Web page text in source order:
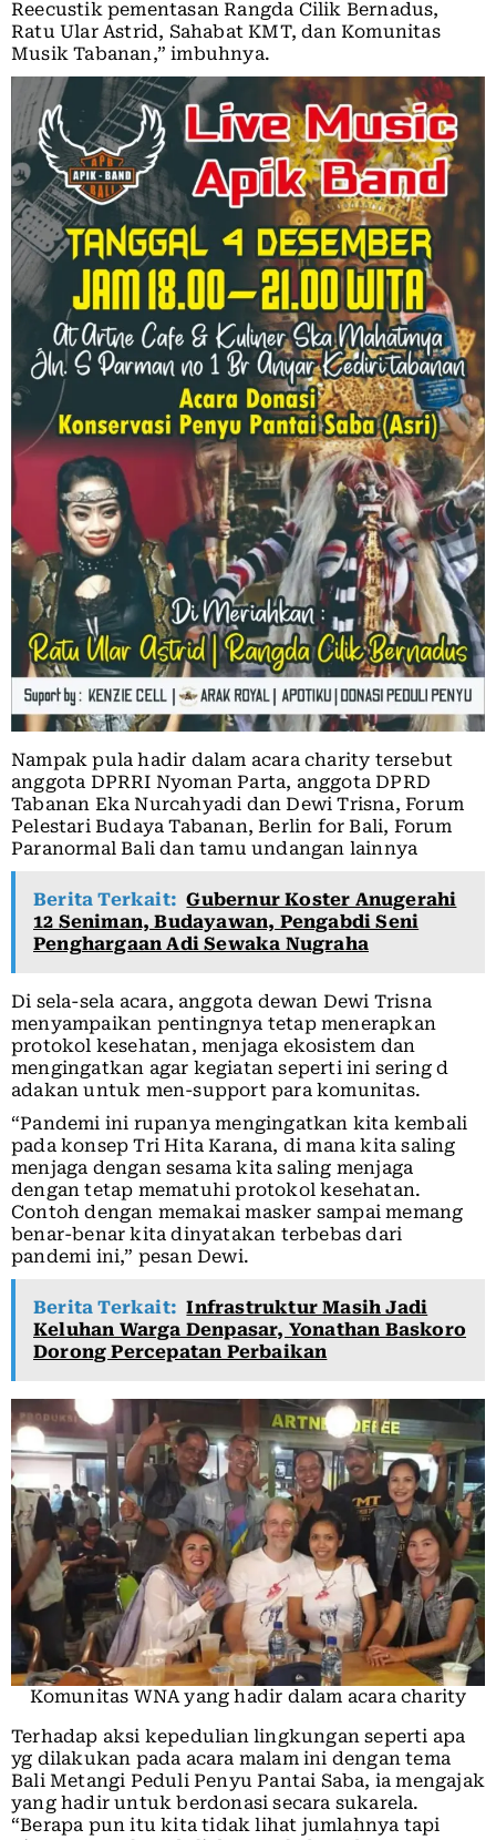
Reecustik pementasan Rangda Cilik Bernadus,
Ratu Ular Astrid, Sahabat KMT, dan Komunitas
Musik Tabanan,” imbuhnya.
Nampak pula hadir dalam acara charity tersebut
anggota DPRRI Nyoman Parta, anggota DPRD
Tabanan Eka Nurcahyadi dan Dewi Trisna, Forum
Pelestari Budaya Tabanan, Berlin for Bali, Forum
Paranormal Bali dan tamu undangan lainnya
Berita Terkait: Gubernur Koster Anugerahi
12 Seniman, Budayawan, Pengabdi Seni
Penghargaan Adi Sewaka Nugraha
Di sela-sela acara, anggota dewan Dewi Trisna
menyampaikan pentingnya tetap menerapkan
protokol kesehatan, menjaga ekosistem dan
mengingatkan agar kegiatan seperti ini sering d
adakan untuk men-support para komunitas.
“Pandemi ini rupanya mengingatkan kita kembali
pada konsep Tri Hita Karana, di mana kita saling
menjaga dengan sesama kita saling menjaga
dengan tetap mematuhi protokol kesehatan.
Contoh dengan memakai masker sampai memang
benar-benar kita dinyatakan terbebas dari
pandemi ini,” pesan Dewi.
Berita Terkait: Infrastruktur Masih Jadi
Keluhan Warga Denpasar, Yonathan Baskoro
Dorong Percepatan Perbaikan
Komunitas WNA yang hadir dalam acara charity
Terhadap aksi kepedulian lingkungan seperti apa
yg dilakukan pada acara malam ini dengan tema
Bali Metangi Peduli Penyu Pantai Saba, ia mengajak
yang hadir untuk berdonasi secara sukarela.
“Berapa pun itu kita tidak lihat jumlahnya tapi